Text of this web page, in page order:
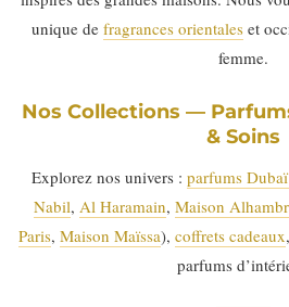
unique de fragrances orientales et
femme.
Nos Collections —
& Soins
Explorez nos univers : parfums
Nabil, Al Haramain, Maison
Paris, Maison Maïssa), coffrets cadeaux
parfums